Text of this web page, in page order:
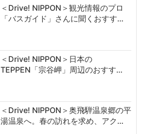
＜Drive! NIPPON＞観光情報のプロ
「バスガイド」さんに聞くおすす…
＜Drive! NIPPON＞日本の
TEPPEN「宗谷岬」周辺のおすす…
＜Drive! NIPPON＞奥飛騨温泉郷の平
湯温泉へ。春の訪れを求め、アク…